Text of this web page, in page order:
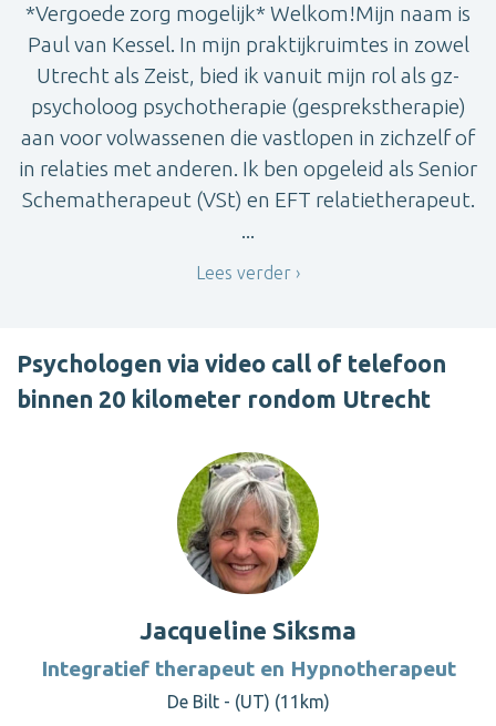
*Vergoede zorg mogelijk* Welkom!Mijn naam is
Paul van Kessel. In mijn praktijkruimtes in zowel
Utrecht als Zeist, bied ik vanuit mijn rol als gz-
psycholoog psychotherapie (gesprekstherapie)
aan voor volwassenen die vastlopen in zichzelf of
in relaties met anderen. Ik ben opgeleid als Senior
Schematherapeut (VSt) en EFT relatietherapeut.
...
Lees verder
Psychologen via video call of telefoon
binnen 20 kilometer rondom Utrecht
Jacqueline Siksma
Integratief therapeut en Hypnotherapeut
De Bilt - (UT) (11km)